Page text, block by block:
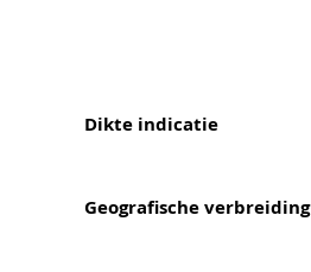
Dikte indicatie
Geografische verbreiding